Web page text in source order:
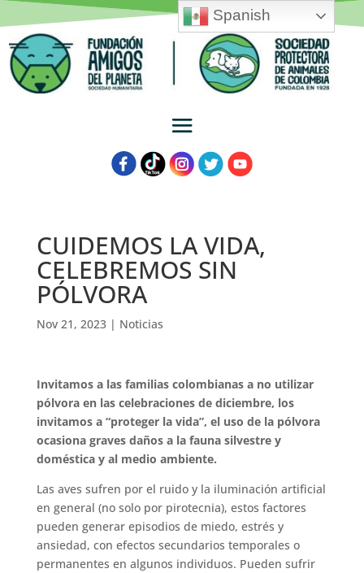
CUIDEMOS LA VIDA,
CELEBREMOS SIN
PÓLVORA
Nov 21, 2023| Noticias
Invitamos a las familias colombianas a no utilizar
pólvora en las celebraciones de diciembre, los
invitamos a “proteger la vida”, el uso de la pólvora
ocasiona graves daños a la fauna silvestre y
doméstica y al medio ambiente.
Las aves sufren por el ruido y la iluminación artificial
en general (no solo por pirotecnia), estos factores
pueden generar episodios de miedo, estrés y
ansiedad, con efectos secundarios temporales o
permanentes en algunos individuos. Pueden sufrir
Spanish